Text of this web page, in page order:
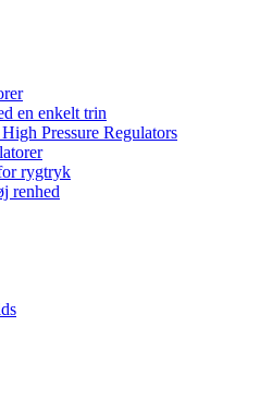
en enkelt trin
Pressure Regulators
rygtryk
renhed